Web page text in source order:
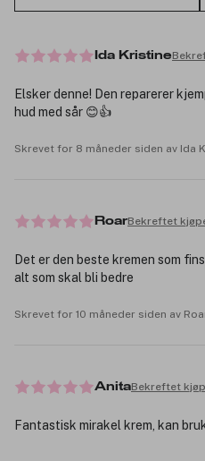
Ida Kristine
Elsker denne! Den reparerer
hud med sår 😊👍
Skrevet for 8 måneder siden av Ida
RoarBekreftet
Det er den beste kremen som
alt som skal bli bedre
Skrevet for 10 måneder siden av
AnitaBekreftet
Fantastisk mirakel krem, kan